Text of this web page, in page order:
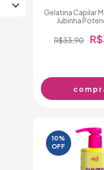
Gelatina Capilar
Jubinha
R$33,90
10%
OFF